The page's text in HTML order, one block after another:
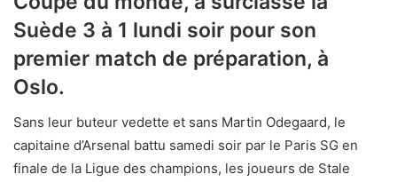
Suède 3 à 1 lundi soir pour son
premier match de préparation, à
Oslo.
Sans leur buteur vedette et sans Martin Odegaard, le
capitaine d’Arsenal battu samedi soir par le Paris SG en
finale de la Ligue des champions, les joueurs de Stale